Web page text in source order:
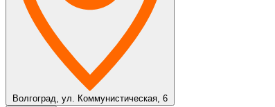
Волгоград, ул. Коммунистическая, 6